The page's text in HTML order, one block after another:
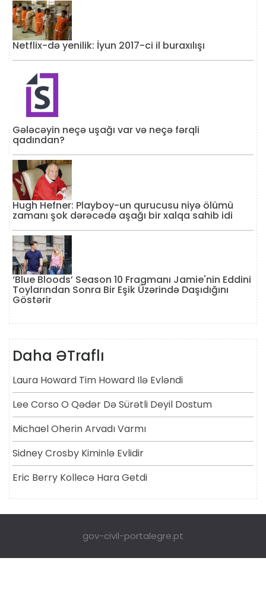
Netflix-də yenilik: İyun 2017-ci il buraxılışı
Gələcəyin neçə uşağı var və neçə fərqli
qadından?
Hugh Hefner: Playboy-un qurucusu niyə ölümü
zamanı şok dərəcədə aşağı bir xalqa sahib idi
‘Blue Bloods’ Season 10 Fragmanı Jamie'nin Eddini
Toylarından Sonra Bir Eşik Üzərində Daşıdığını
Göstərir
Daha ƏTraflı
Laura Howard Tim Howard Ilə Evləndi
Lee Corso O Qədər Də Sürətli Deyil Dostum
Michael Oherin Arvadı Varmı
Sidney Crosby Kiminlə Evlidir
Eric Berry Kollecə Hara Getdi
gov-civil-portalegre.pt